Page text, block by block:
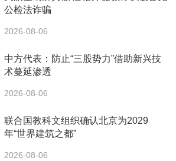
公检法诈骗
2026-08-06
中方代表：防止“三股势力”借助新兴技
术蔓延渗透
2026-08-06
联合国教科文组织确认北京为2029
年“世界建筑之都”
2026-08-06